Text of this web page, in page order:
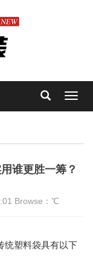
谁更胜一筹？
Browse： ℃
统塑料袋具有以下